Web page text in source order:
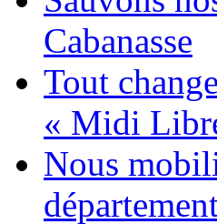
Cabanasse
Tout
« Midi
Nous